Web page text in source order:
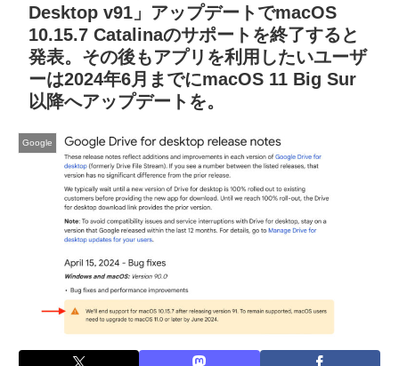
Desktop v91」アップデートでmacOS
10.15.7 Catalinaのサポートを終了すると
発表。その後もアプリを利用したいユーザ
ーは2024年6月までにmacOS 11 Big Sur
以降へアップデートを。
Google